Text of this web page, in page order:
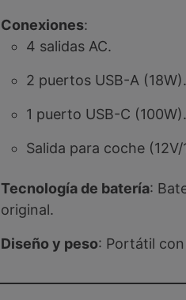
Conexiones:
4 salidas AC.
2 puertos USB-A (18W).
1 puerto USB-C (100W).
Salida para coche (12V/
Tecnología de batería:
original.
Diseño y peso: Portátil con